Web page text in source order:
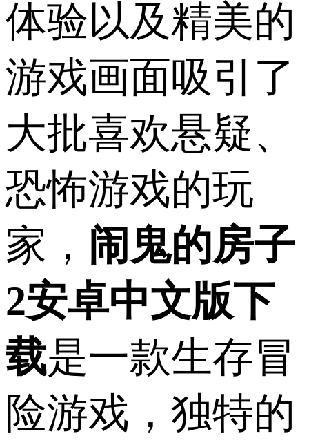
体验以及精美的
游戏画面吸引了
大批喜欢悬疑、
恐怖游戏的玩
家， 闹鬼的房子
2安卓中文版下
载是一款生存冒
险游戏，独特的